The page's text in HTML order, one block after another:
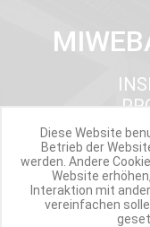
Werde Teil
Diese Website
Betrieb der
werden. Andere
Website
Interaktion mit
vereinfachen